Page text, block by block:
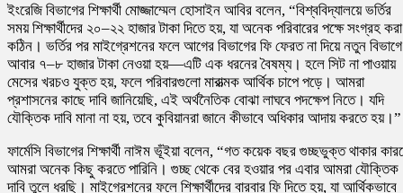
ইংরেজি বিভাগের শিক্ষার্থী মোজ্জাম্মেল হোসাইন আবির বলেন, “বিশ্ববিদ্যালয়ে ভর্তির
সময় শিক্ষার্থীদের ২০–২২ হাজার টাকা দিতে হয়, যা অনেক পরিবারের পক্ষে সংগ্রহ করা
কঠিন। ভর্তির পর মাইগ্রেশনের ফলে আগের বিভাগের ফি ফেরত না দিয়ে নতুন বিভাগে
আবার ৭–৮ হাজার টাকা নেওয়া হয়—এটি এক ধরনের বৈষম্য। হলে সিট না পাওয়ায়
মেসের খরচও যুক্ত হয়, ফলে পরিবারগুলো মারাত্মক আর্থিক চাপে পড়ে। আমরা
প্রশাসনের কাছে দাবি জানিয়েছি, এই অর্থনৈতিক বোঝা লাঘবে পদক্ষেপ নিতে। যদি
যৌক্তিক দাবি মানা না হয়, তবে কুবিয়ানরা জানে কীভাবে অধিকার আদায় করতে হয়।”
ফার্মেসি বিভাগের শিক্ষার্থী নাঈম ভূঁইয়া বলেন, “গত কয়েক বছর গুচ্ছভুক্ত থাকার
আমরা অনেক কিছু করতে পারিনি। গুচ্ছ থেকে বের হওয়ার পর এবার আমরা যৌক্তিক
দাবি তুলে ধরছি। মাইগ্রেশনের ফলে শিক্ষার্থীদের বারবার ফি দিতে হয়, যা আর্থিকভাবে